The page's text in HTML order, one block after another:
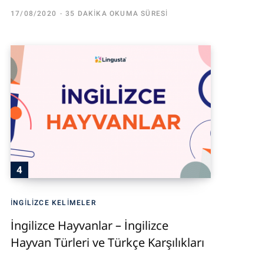
17/08/2020 35 DAKIKA OKUMA SÜRESI
İNGILIZCE KELIMELER
İngilizce Hayvanlar – İngilizce
Hayvan Türleri ve Türkçe Karşılıkları